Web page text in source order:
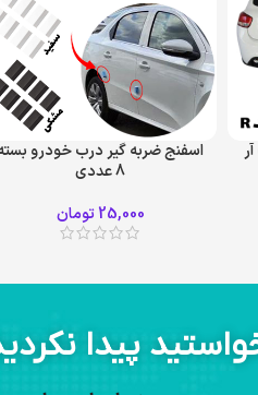
آر
اسفنج ضربه گیر درب خودرو
8 عددی
25,000 تومان
پیدا